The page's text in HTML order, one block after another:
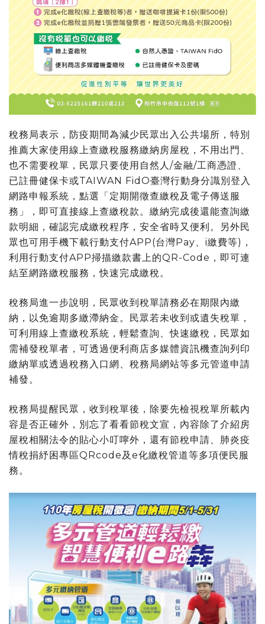
稅務局表示，防疫期間為減少民眾出入公共場所，特別
推薦大家使用線上查繳稅服務繳納房屋稅，不用出門、
也不需要稅單，民眾只要使用自然人/金融/工商憑證、
已註冊健保卡或TAIWAN FidO臺灣行動身分識別登入
網路申報系統，點選「定期開徵查繳稅及電子傳送服
務」，即可直接線上查繳稅款。繳納完成後還能查詢繳
款明細，確認完成繳稅程序，安全省時又便利。另外民
眾也可用手機下載行動支付APP(台灣Pay、i繳費等)，
利用行動支付APP掃描繳款書上的QR-Code，即可連
結至網路繳稅服務，快速完成繳稅。
稅務局進一步說明，民眾收到稅單請務必在期限內繳
納，以免逾期多繳滯納金。民眾若未收到或遺失稅單，
可利用線上查繳稅系統，輕鬆查詢、快速繳稅，民眾如
需補發稅單者，可透過便利商店多媒體資訊機查詢列印
繳納單或透過稅務入口網、稅務局網站等多元管道申請
補發。
稅務局提醒民眾，收到稅單後，除要先檢視稅單所載內
容是否正確外，別忘了看看節稅文宣，內容除了介紹房
屋稅相關法令的貼心小叮嚀外，還有節稅申請、肺炎疫
情稅捐紓困專區QRcode及e化繳稅管道等多項便民服
務。